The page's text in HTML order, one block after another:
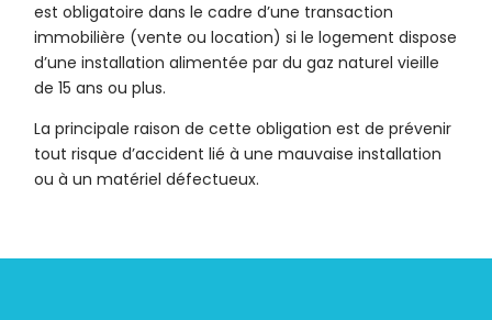
est obligatoire dans le cadre d’une transaction
immobilière (vente ou location) si le logement dispose
d’une installation alimentée par du gaz naturel vieille
de 15 ans ou plus.
La principale raison de cette obligation est de prévenir
tout risque d’accident lié à une mauvaise installation
ou à un matériel défectueux.